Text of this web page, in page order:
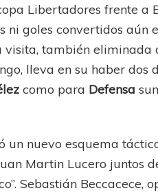
Libertadores frente a
ni goles convertidos aún
visita, también eliminada
lleva en su haber dos
como para Defensa
un nuevo esquema
Martin Lucero juntos
Sebastián Beccacece,